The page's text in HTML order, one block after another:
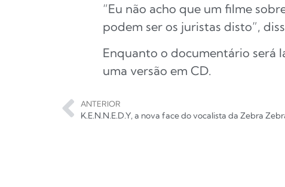
“Eu não acho que um filme
podem ser os juristas disto”,
Enquanto o documentário será
uma versão em CD.
ANTERIOR
K.E.N.N.E.D.Y, a nova face do vocalista da Zebra